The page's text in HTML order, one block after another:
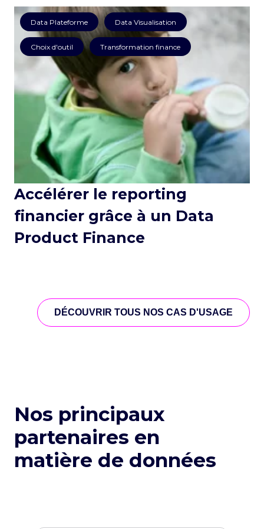
Data Plateforme Data Visualisation
Choix d'outil Transformation finance
Accélérer le reporting
financier grâce à un Data
Product Finance
DÉCOUVRIR TOUS NOS CAS D'USAGE
Nos principaux
partenaires en
matière de données